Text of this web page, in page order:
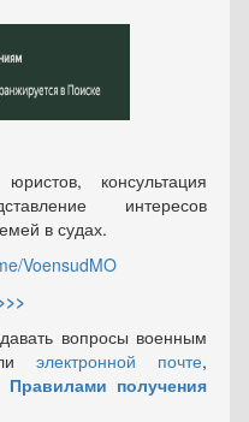
консультация
интересов
в судах.
VoensudMO
вопросы военным
электронной почте,
Правилами получения